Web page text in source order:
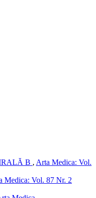
B , Arta Medica: Vol.
Medica: Vol. 87 Nr. 2